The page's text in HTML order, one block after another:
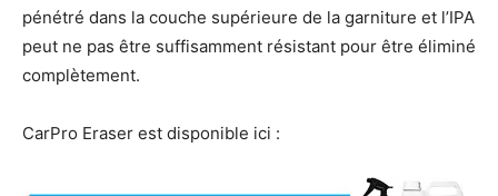
pénétré dans la couche supérieure de la garniture et l’IPA
peut ne pas être suffisamment résistant pour être éliminé
complètement.
CarPro Eraser est disponible ici :